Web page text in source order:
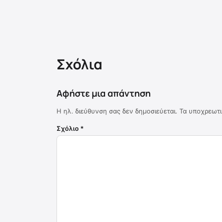
Σχόλια
Αφήστε μια απάντηση
Η ηλ. διεύθυνση σας δεν δημοσιεύεται. Τα
Σχόλιο *